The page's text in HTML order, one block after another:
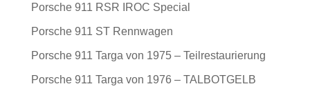
Porsche 911 RSR IROC Special
Porsche 911 ST Rennwagen
Porsche 911 Targa von 1975 – Teilrestaurierung
Porsche 911 Targa von 1976 – TALBOTGELB